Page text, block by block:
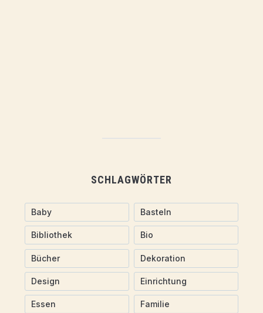
SCHLAGWÖRTER
Baby Basteln
Bibliothek Bio
Bücher Dekoration
Design Einrichtung
Essen Familie